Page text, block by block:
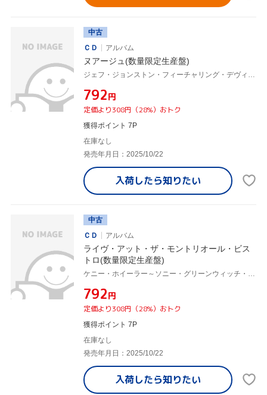
中古
ＣＤ
アルバム
ヌアージュ(数量限定生産盤)
¥792円
定価より308円（28%）おトク
獲得ポイント 7P
在庫なし
発売年月日：2025/10/22
入荷したら知りたい
中古
ＣＤ
アルバム
ライヴ・アット・ザ・モントリオール・ビス
トロ(数量限定生産盤)
¥792円
定価より308円（28%）おトク
獲得ポイント 7P
在庫なし
発売年月日：2025/10/22
入荷したら知りたい